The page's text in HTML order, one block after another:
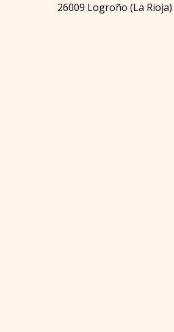
26009 Logroño (La Rioja)